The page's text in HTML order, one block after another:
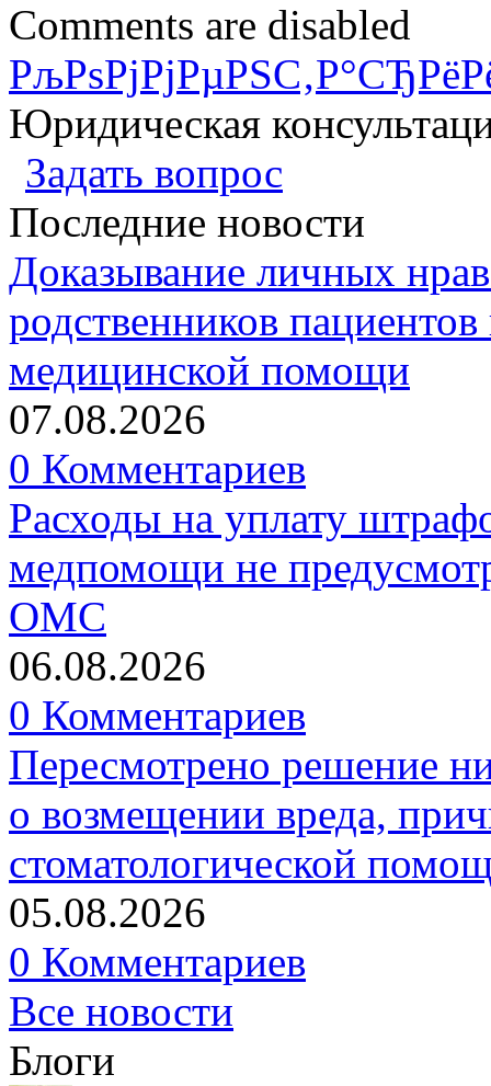
Comments are disabled
Юридическая
Задать вопрос
Последние новости
Доказывание личных
родственников
медицинской помощи
07.08.2026
0 Комментариев
Расходы на уплату
медпомощи не
ОМС
06.08.2026
0 Комментариев
Пересмотрено решение
о возмещении вреда,
стоматологической
05.08.2026
0 Комментариев
Все новости
Блоги